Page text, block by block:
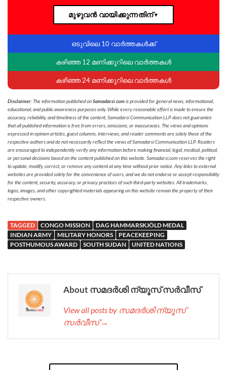
മുഴുവൻ വായിക്കുന്നതിന്▼
ഒടുവിലെ 10 വാർത്തകൾക്ക്
കഴിഞ്ഞ 12 മണിക്കൂറിലെ വാർത്തകൾ
കഴിഞ്ഞ 24 മണിക്കൂറിലെ വാർത്തകൾ
Disclaimer: The information published onSamadarsi.comis provided for general news, informational,
educational, and public awareness purposes only. While every reasonable effort is made to ensure the
accuracy, reliability, and timeliness of the content, Samadarsi Communication LLP does not guarantee
that all published information is free from errors, omissions, or inaccuracies. The views and opinions
expressed in opinion articles, guest columns, interviews, and reader comments are solely those of the
respective authors and do not necessarily reflect the views of Samadarsi Communication LLP. Readers
are encouraged to independently verify any information before making financial, legal, medical, political,
or personal decisions based on the content published on this website. Samadarsi.com reserves the right
to update, modify, correct, or remove any content at any time without prior notice. Any links to external
websites are provided solely for the convenience of users, and we do not endorse or accept responsibility
for the content, security, accuracy, or privacy practices of such third-party websites. All trademarks,
logos, images, and other copyrighted materials appearing on this website remain the property of their
respective owners.
TAGGED CONGO MISSION
DAG HAMMARSKJÖLD MEDAL
INDIAN ARMY
MILITARY HONORS
PEACEKEEPING
POSTHUMOUS AWARD
SOUTH SUDAN UNITED NATIONS
About സമദർശി ന്യൂസ് സർവീസ്
View all posts by സമദർശി ന്യൂസ്
സർവീസ് →